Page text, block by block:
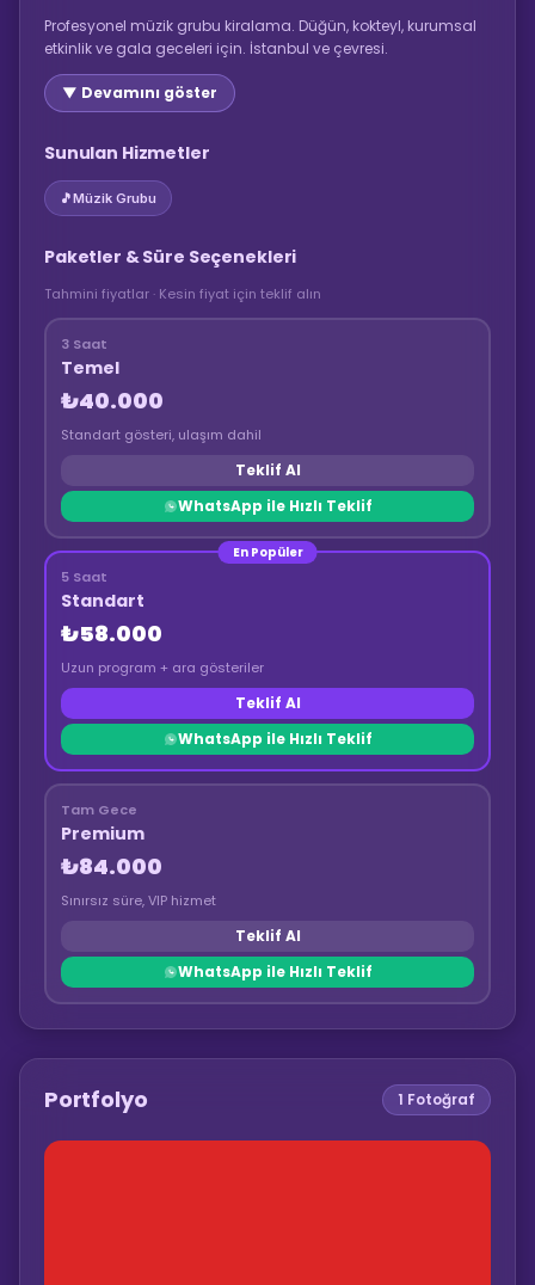
Profesyonel müzik grubu kiralama. Düğün, kokteyl, kurumsal
etkinlik ve gala geceleri için. İstanbul ve çevresi.
▼ Devamını göster
Sunulan Hizmetler
🎵Müzik Grubu
Paketler & Süre Seçenekleri
Tahmini fiyatlar · Kesin fiyat için teklif alın
3 Saat
Temel
₺40.000
Standart gösteri, ulaşım dahil
Teklif Al
WhatsApp ile Hızlı Teklif
En Popüler
5 Saat
Standart
₺58.000
Uzun program + ara gösteriler
Teklif Al
WhatsApp ile Hızlı Teklif
Tam Gece
Premium
₺84.000
Sınırsız süre, VIP hizmet
Teklif Al
WhatsApp ile Hızlı Teklif
Portfolyo 1 Fotoğraf